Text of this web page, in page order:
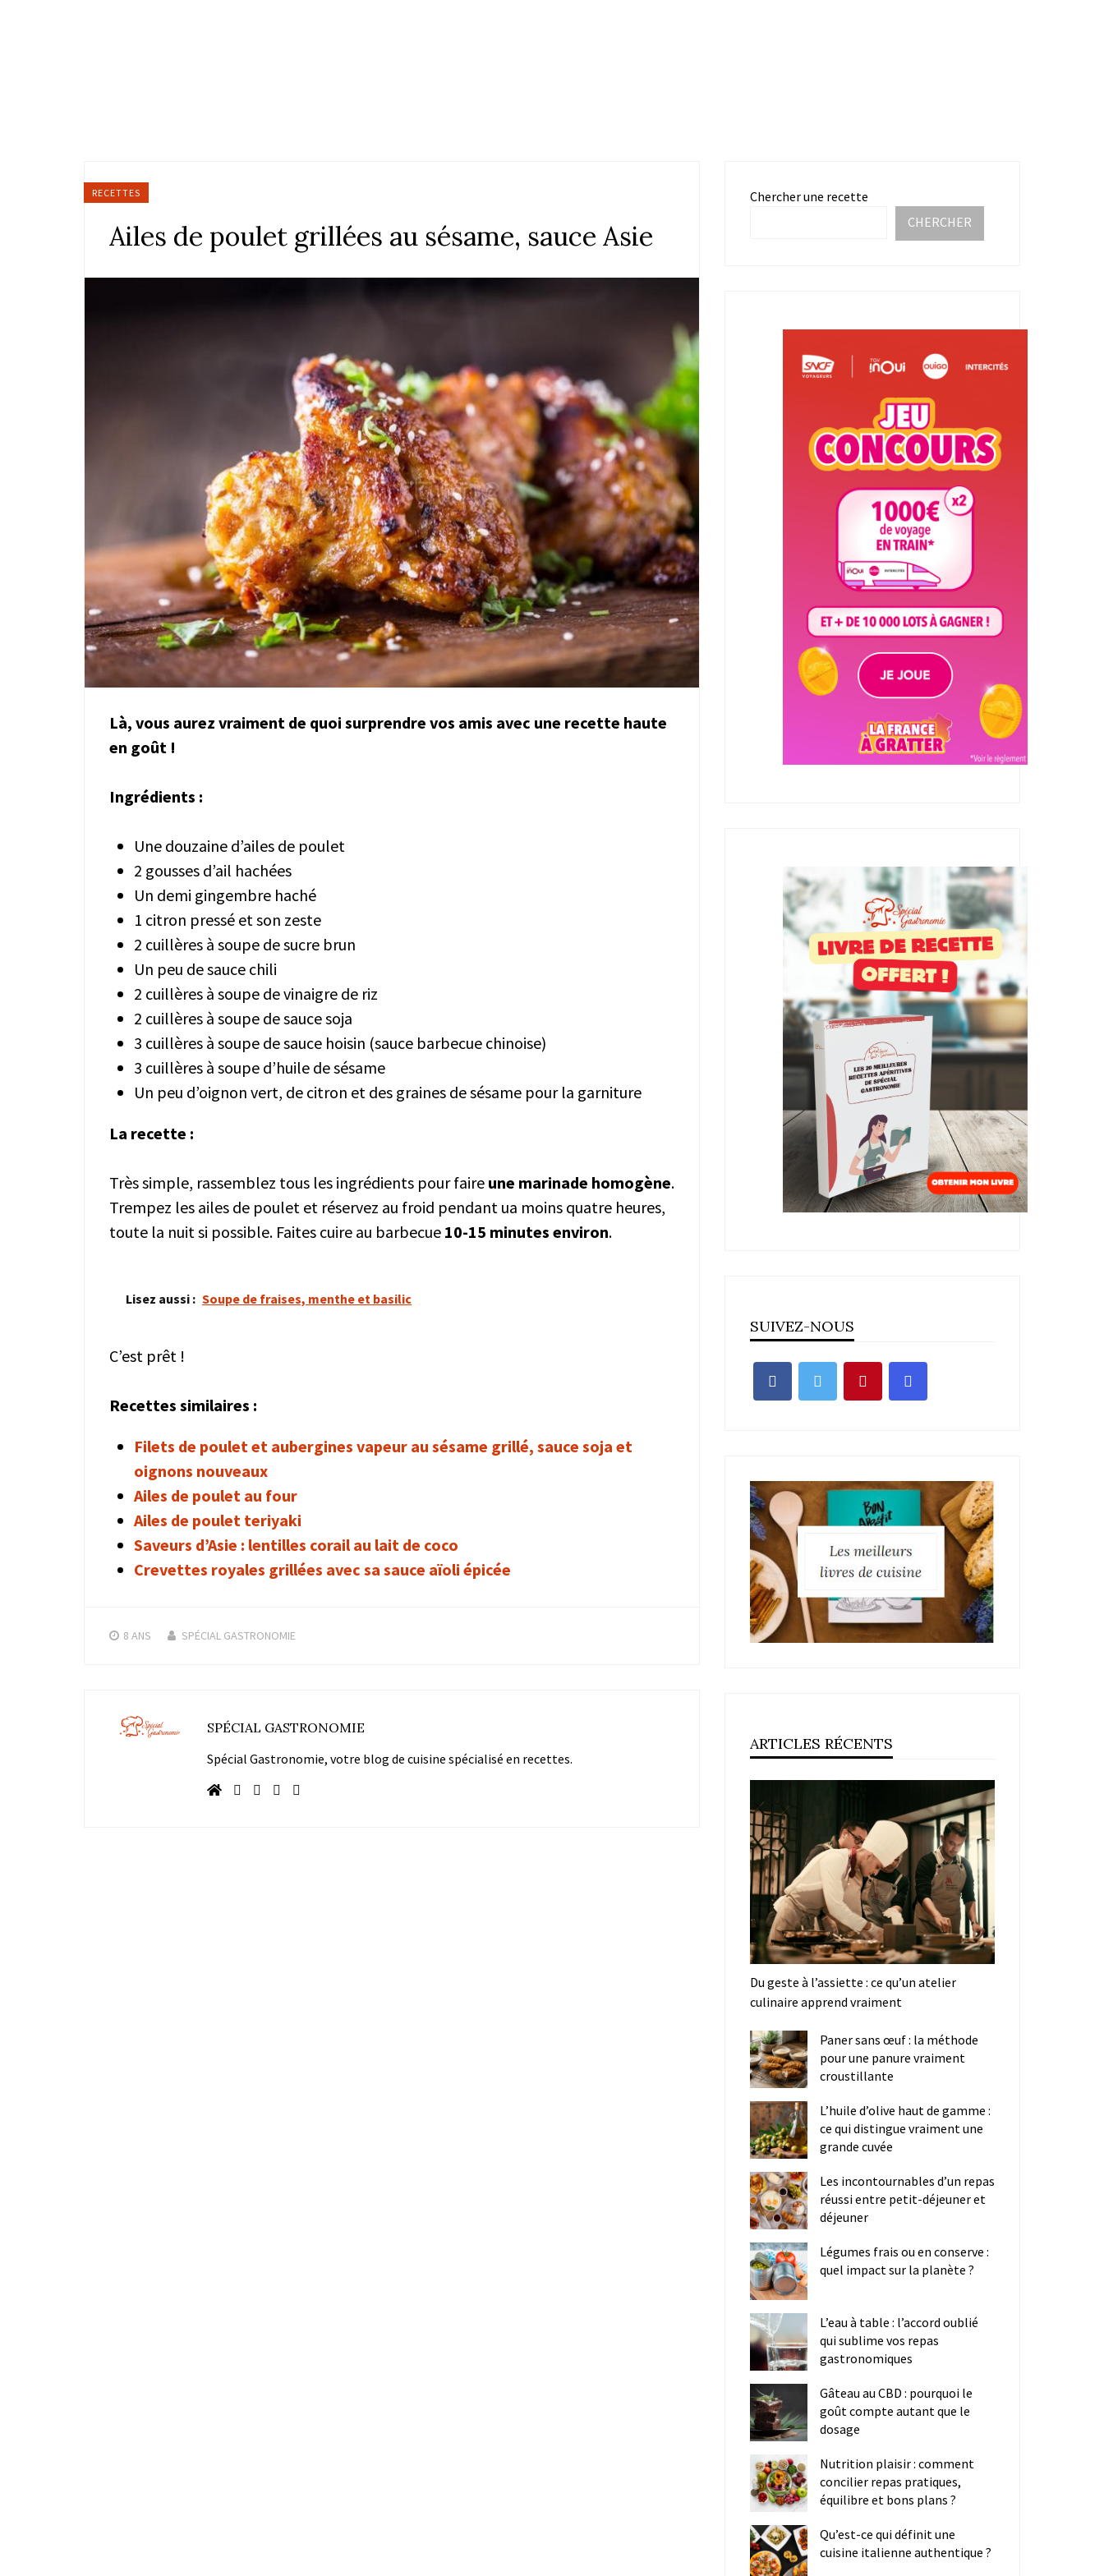
RECETTES
Ailes de poulet grillées au sésame, sauce Asie
Là, vous aurez vraiment de quoi surprendre vos amis avec une recette haute
en goût !
Ingrédients :
Une douzaine d’ailes de poulet
2 gousses d’ail hachées
Un demi gingembre haché
1 citron pressé et son zeste
2 cuillères à soupe de sucre brun
Un peu de sauce chili
2 cuillères à soupe de vinaigre de riz
2 cuillères à soupe de sauce soja
3 cuillères à soupe de sauce hoisin (sauce barbecue chinoise)
3 cuillères à soupe d’huile de sésame
Un peu d’oignon vert, de citron et des graines de sésame pour la garniture
La recette :
Très simple, rassemblez tous les ingrédients pour faire une marinade homogène.
Trempez les ailes de poulet et réservez au froid pendant ua moins quatre heures,
toute la nuit si possible. Faites cuire au barbecue 10-15 minutes environ.
Lisez aussi : Soupe de fraises, menthe et basilic
C’est prêt !
Recettes similaires :
Filets de poulet et aubergines vapeur au sésame grillé, sauce soja et
oignons nouveaux
Ailes de poulet au four
Ailes de poulet teriyaki
Saveurs d’Asie : lentilles corail au lait de coco
Crevettes royales grillées avec sa sauce aïoli épicée
8 ANS SPÉCIAL GASTRONOMIE
SPÉCIAL GASTRONOMIE
Spécial Gastronomie, votre blog de cuisine spécialisé en recettes.
Chercher une recette
CHERCHER
SUIVEZ-NOUS
ARTICLES RÉCENTS
Du geste à l’assiette : ce qu’un atelier
culinaire apprend vraiment
Paner sans œuf : la méthode
pour une panure vraiment
croustillante
L’huile d’olive haut de gamme :
ce qui distingue vraiment une
grande cuvée
Les incontournables d’un repas
réussi entre petit-déjeuner et
déjeuner
Légumes frais ou en conserve :
quel impact sur la planète ?
L’eau à table : l’accord oublié
qui sublime vos repas
gastronomiques
Gâteau au CBD : pourquoi le
goût compte autant que le
dosage
Nutrition plaisir : comment
concilier repas pratiques,
équilibre et bons plans ?
Qu’est-ce qui définit une
cuisine italienne authentique ?